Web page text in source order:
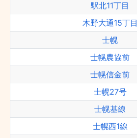
駅北11丁目
木野大通15丁目
士幌
士幌農協前
士幌信金前
士幌27号
士幌基線
士幌西1線